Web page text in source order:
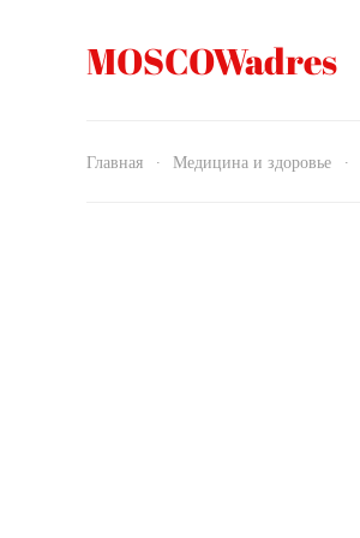
MOSCOWadres
Главная Медицина и здоровье